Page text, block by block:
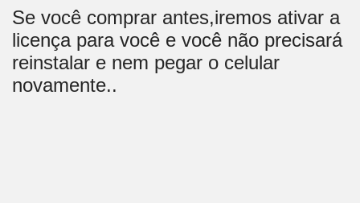
Se você comprar antes,iremos ativar a
licença para você e você não precisará
reinstalar e nem pegar o celular
novamente..